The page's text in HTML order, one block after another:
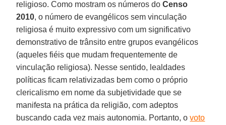
religioso. Como mostram os números doCenso
2010, o número de evangélicos sem vinculação
religiosa é muito expressivo com um significativo
demonstrativo de trânsito entre grupos evangélicos
(aqueles fiéis que mudam frequentemente de
vinculação religiosa). Nesse sentido, lealdades
políticas ficam relativizadas bem como o próprio
clericalismo em nome da subjetividade que se
manifesta na prática da religião, com adeptos
buscando cada vez mais autonomia. Portanto, ovoto